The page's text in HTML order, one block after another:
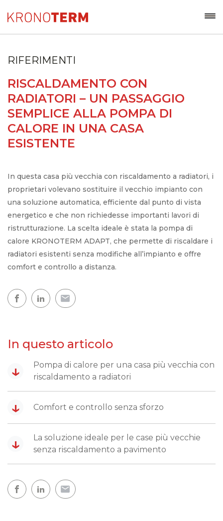
RIFERIMENTI
RISCALDAMENTO CON
RADIATORI – UN PASSAGGIO
SEMPLICE ALLA POMPA DI
CALORE IN UNA CASA
ESISTENTE
In questa casa più vecchia con riscaldamento a radiatori, i
proprietari volevano sostituire il vecchio impianto con
una soluzione automatica, efficiente dal punto di vista
energetico e che non richiedesse importanti lavori di
ristrutturazione. La scelta ideale è stata la pompa di
calore KRONOTERM ADAPT, che permette di riscaldare i
radiatori esistenti senza modifiche all’impianto e offre
comfort e controllo a distanza.
In questo articolo
↓
Pompa di calore per una casa più vecchia con
riscaldamento a radiatori
↓ Comfort e controllo senza sforzo
↓
La soluzione ideale per le case più vecchie
senza riscaldamento a pavimento